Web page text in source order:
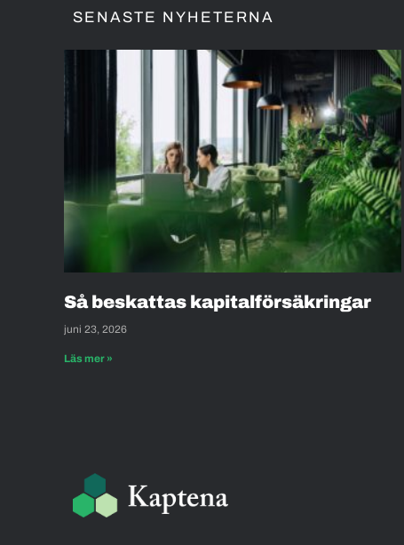
SENASTE NYHETERNA
Så beskattas kapitalförsäkringar
juni 23, 2026
Läs mer »